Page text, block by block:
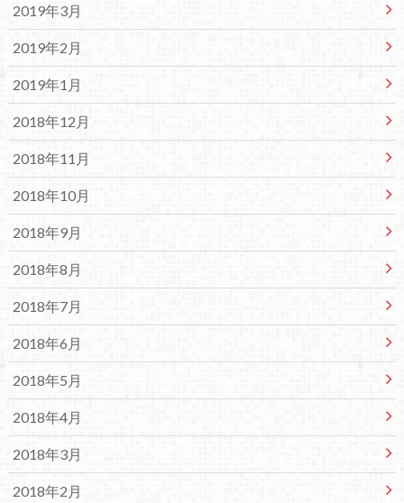
2019年3月
2019年2月
2019年1月
2018年12月
2018年11月
2018年10月
2018年9月
2018年8月
2018年7月
2018年6月
2018年5月
2018年4月
2018年3月
2018年2月